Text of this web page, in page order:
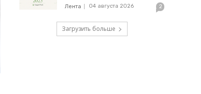
Лента 04 августа 2026 2
Загрузить больше